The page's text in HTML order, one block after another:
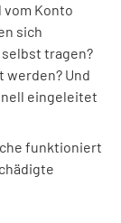
Konto
sich
selbst tragen?
werden? Und
eingeleitet
funktioniert